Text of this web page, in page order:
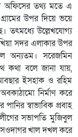
অফিসের তথ্য মতে এ
উপর দিয়ে ভয়ে
তৎমধ্যে উল্লেখযোগ্য
সদর এলাকার উপর
অন্যতম। সরেজমিন
কথা বলে জানা যায়,
ইসহাক ও রহিম
নির্মাণ করে
পানির স্বাভাবিক প্রবাহ
সভাপতি মুজিবুল
খাল দখল করে